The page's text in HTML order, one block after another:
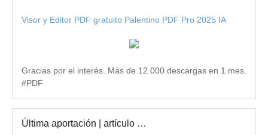
Visor y Editor PDF gratuito Palentino PDF Pro 2025 IA
Gracias por el interés. Más de 12.000 descargas en 1 mes.
#PDF
Última aportación | artículo …